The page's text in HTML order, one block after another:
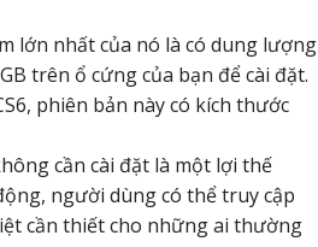
lớn nhất của nó là có dung lượng
trên ổ cứng của bạn để cài đặt.
phiên bản này có kích thước
cần cài đặt là một lợi thế
người dùng có thể truy cập
cần thiết cho những ai thường